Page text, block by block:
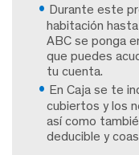
Durante este
habitación
ABC se ponga
que puedes
tu cuenta.
En Caja se te
cubiertos y los
así como
deducible y